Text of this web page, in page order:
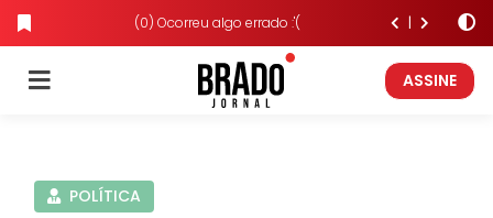
(0) Ocorreu algo errado :'(
ASSINE
POLÍTICA